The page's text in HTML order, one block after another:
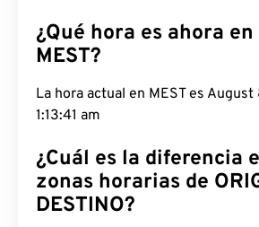
¿Qué hora es ahora
MEST?
La hora actual en MEST es
1:13:42 am
¿Cuál es la diferencia
zonas horarias de
DESTINO?